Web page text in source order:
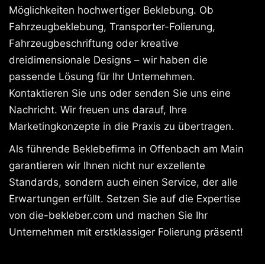
Möglichkeiten hochwertiger Beklebung. Ob
Fahrzeugbeklebung, Transporter-Folierung,
Fahrzeugbeschriftung oder kreative
dreidimensionale Designs – wir haben die
passende Lösung für Ihr Unternehmen.
Kontaktieren Sie uns oder senden Sie uns eine
Nachricht. Wir freuen uns darauf, Ihre
Marketingkonzepte in die Praxis zu übertragen.
Als führende Beklebefirma in Offenbach am Main
garantieren wir Ihnen nicht nur exzellente
Standards, sondern auch einen Service, der alle
Erwartungen erfüllt. Setzen Sie auf die Expertise
von die-bekleber.com und machen Sie Ihr
Unternehmen mit erstklassiger Folierung präsent!